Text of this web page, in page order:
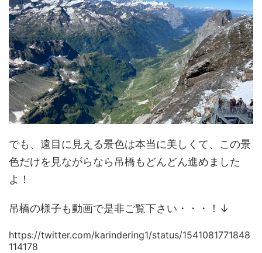
でも、遠目に見える景色は本当に美しくて、この景
色だけを見ながらなら吊橋もどんどん進めました
よ！
吊橋の様子も動画で是非ご覧下さい・・・！↓
https://twitter.com/karindering1/status/1541081771848
114178